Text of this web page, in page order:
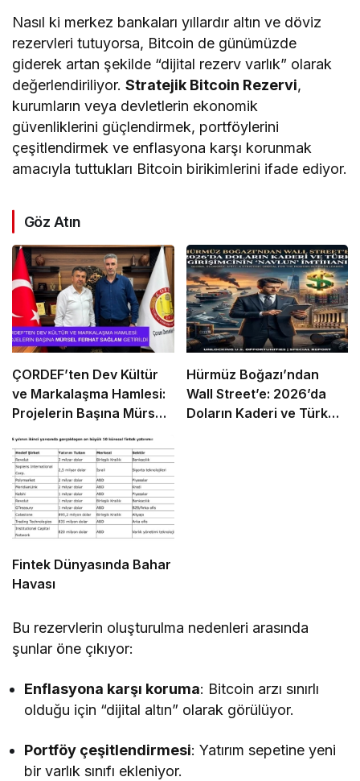
Nasıl ki merkez bankaları yıllardır altın ve döviz
rezervleri tutuyorsa, Bitcoin de günümüzde
giderek artan şekilde “dijital rezerv varlık” olarak
değerlendiriliyor.Stratejik Bitcoin Rezervi,
kurumların veya devletlerin ekonomik
güvenliklerini güçlendirmek, portföylerini
çeşitlendirmek ve enflasyona karşı korunmak
amacıyla tuttukları Bitcoin birikimlerini ifade ediyor.
Göz Atın
ÇORDEF’ten Dev Kültür
ve Markalaşma Hamlesi:
Projelerin Başına Mürsel
Hürmüz Boğazı’ndan
Wall Street’e: 2026’da
Doların Kaderi ve Türk
Fintek Dünyasında Bahar
Havası
Bu rezervlerin oluşturulma nedenleri arasında
şunlar öne çıkıyor:
Enflasyona karşı koruma: Bitcoin arzı sınırlı
olduğu için “dijital altın” olarak görülüyor.
Portföy çeşitlendirmesi: Yatırım sepetine yeni
bir varlık sınıfı ekleniyor.